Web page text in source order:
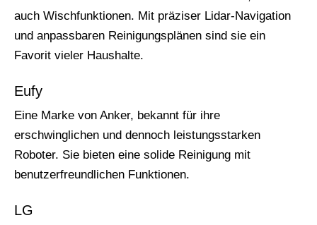
auch Wischfunktionen. Mit präziser Lidar-Navigation
und anpassbaren Reinigungsplänen sind sie ein
Favorit vieler Haushalte.
Eufy
Eine Marke von Anker, bekannt für ihre
erschwinglichen und dennoch leistungsstarken
Roboter. Sie bieten eine solide Reinigung mit
benutzerfreundlichen Funktionen.
LG